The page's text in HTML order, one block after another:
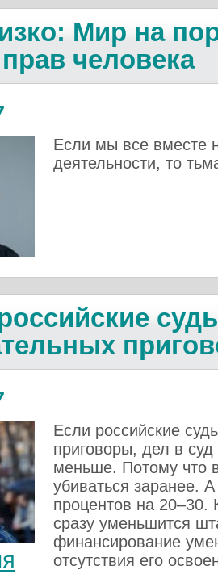
Мир на
человека
Если мы все вместе
деятельности, то
Если российские
приговоры, дел в суд
меньше. Потому что
убиваться заранее. А
процентов на 20–30.
сразу уменьшится
финансирование
отсутствия его